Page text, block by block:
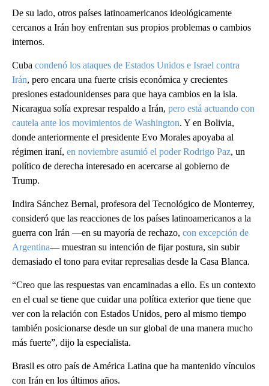
De su lado, otros países latinoamericanos ideológicamente
cercanos a Irán hoy enfrentan sus propios problemas o cambios
internos.
Cuba condenó los ataques de Estados Unidos e Israel contra
Irán, pero encara una fuerte crisis económica y crecientes
presiones estadounidenses para que haya cambios en la isla.
Nicaragua solía expresar respaldo a Irán, pero está actuando con
cautela ante los movimientos de Washington. Y en Bolivia,
donde anteriormente el presidente Evo Morales apoyaba al
régimen iraní, en noviembre asumió el poder Rodrigo Paz, un
político de derecha interesado en acercarse al gobierno de
Trump.
Indira Sánchez Bernal, profesora del Tecnológico de Monterrey,
consideró que las reacciones de los países latinoamericanos a la
guerra con Irán —en su mayoría de rechazo, con excepción de
Argentina— muestran su intención de fijar postura, sin subir
demasiado el tono para evitar represalias desde la Casa Blanca.
“Creo que las respuestas van encaminadas a ello. Es un contexto
en el cual se tiene que cuidar una política exterior que tiene que
ver con la relación con Estados Unidos, pero al mismo tiempo
también posicionarse desde un sur global de una manera mucho
más fuerte”, dijo la especialista.
Brasil es otro país de América Latina que ha mantenido vínculos
con Irán en los últimos años.